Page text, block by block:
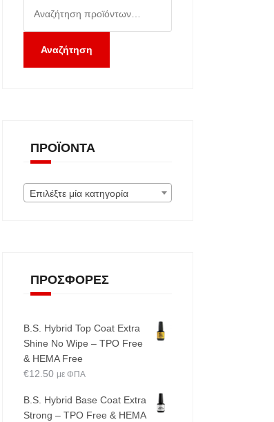
για:
Αναζήτηση
ΠΡΟΪΌΝΤΑ
Επιλέξτε μία κατηγορία
ΠΡΟΣΦΟΡΈΣ
B.S. Hybrid Top Coat Extra
Shine No Wipe – TPO Free
& HEMA Free
€12.50 με ΦΠΑ
B.S. Hybrid Base Coat Extra
Strong – TPO Free & HEMA